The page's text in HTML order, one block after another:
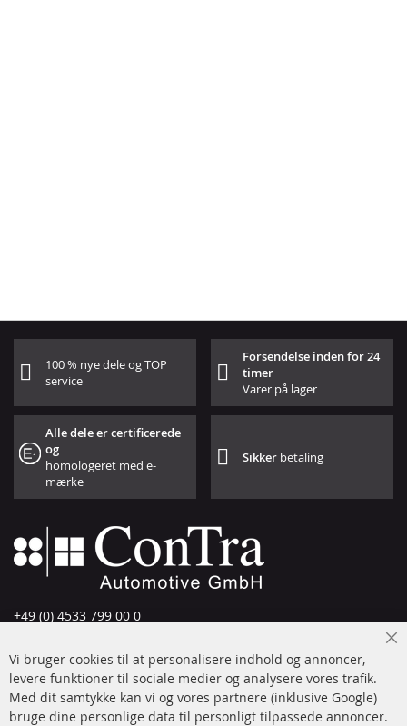
100 % nye dele og TOP
service
Forsendelse inden for 24
timer
Varer på lager
Alle dele er certificerede
og
homologeret med e-
mærke
Sikker betaling
+49 (0) 4533 799 00 0
info@contra-automotive.de
www.contra-automotive.de
Facebook
Instagram
Vi bruger cookies til at personalisere indhold og annoncer,
levere funktioner til sociale medier og analysere vores trafik.
Med dit samtykke kan vi og vores partnere (inklusive Google)
bruge dine personlige data til personligt tilpassede annoncer.